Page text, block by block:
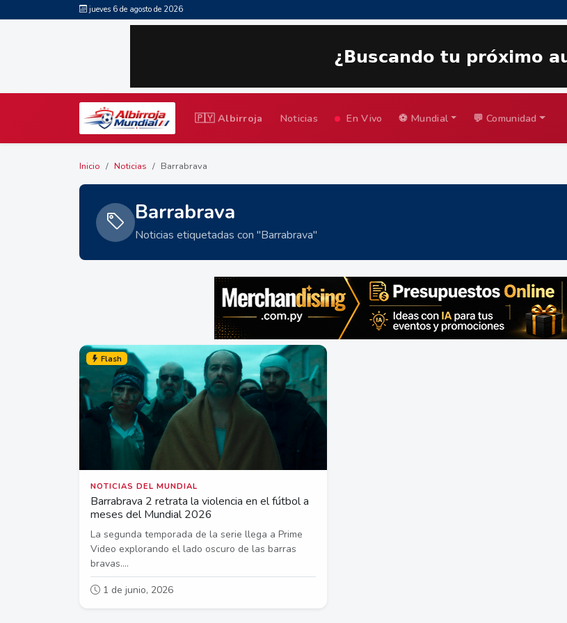
jueves 6 de agosto de 2026
🇵🇾 Albirroja Noticias En Vivo ⚽ Mundial 💬 Comunidad
Inicio Noticias Barrabrava
Barrabrava
Noticias etiquetadas con "Barrabrava"
Flash
NOTICIAS DEL MUNDIAL
Barrabrava 2 retrata la violencia en el fútbol a
meses del Mundial 2026
La segunda temporada de la serie llega a Prime
Video explorando el lado oscuro de las barras
bravas....
1 de junio, 2026